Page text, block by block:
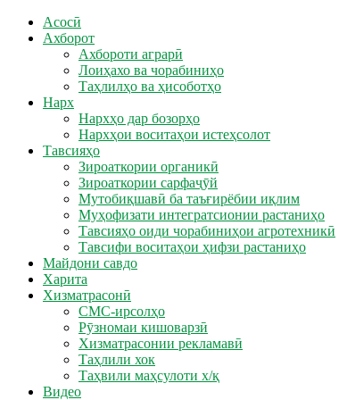
Асосӣ
Ахборот
Ахбороти аграрӣ
Лоиҳахо ва чорабиниҳо
Таҳлилҳо ва ҳисоботҳо
Нарх
Нархҳо дар бозорҳо
Нархҳои воситаҳои истеҳсолот
Тавсияҳо
Зироаткории органикӣ
Зироаткории сарфаҷӯй
Мутобиқшавӣ ба таъғирёбии иқлим
Муҳофизати интегратсионии растаниҳо
Тавсияҳо оиди чорабиниҳои агротехникӣ
Тавсифи воситаҳои ҳифзи растаниҳо
Майдони савдо
Харита
Хизматрасонӣ
СМС-ирсолҳо
Рӯзномаи кишоварзӣ
Хизматрасонии рекламавӣ
Таҳлили хок
Таҳвили маҳсулоти х/қ
Видео